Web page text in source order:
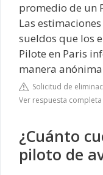
promedio de un
Las
sueldos que los
Pilote en Paris
manera
Solicitud de
Ver respuesta
¿Cuánto
piloto de